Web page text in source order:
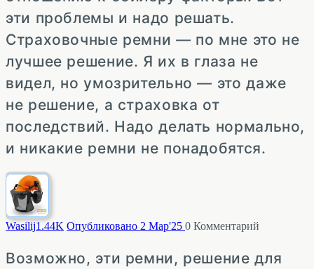
эти проблемы и надо решать.
Страховочные ремни — по мне это не
лучшее решение. Я их в глаза не
видел, но умозрительно — это даже
не решение, а страховка от
последствий. Надо делать нормально,
и никакие ремни не понадобятся.
Wasilij1.44K Опубликовано 2 Мар'25 0 Комментарий
Возможно, эти ремни, решение для